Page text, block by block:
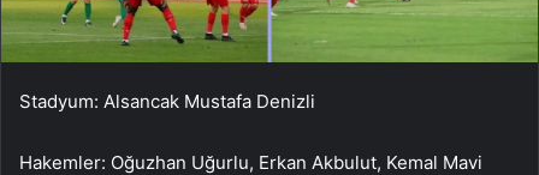
Stadyum: Alsancak Mustafa Denizli
Hakemler: Oğuzhan Uğurlu, Erkan Akbulut, Kemal Mavi